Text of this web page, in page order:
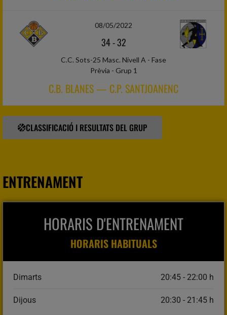
08/05/2022
34-32
C.C. Sots-25 Masc. Nivell A - Fase
Prèvia - Grup 1
C.B. BLANES — C.P. SANTJOANENC
CLASSIFICACIÓ I RESULTATS DEL GRUP
ENTRENAMENT
HORARIS D'ENTRENAMENT
HORARIS HABITUALS
Dimarts 20:45 - 22:00 h
Dijous 20:30 - 21:45 h